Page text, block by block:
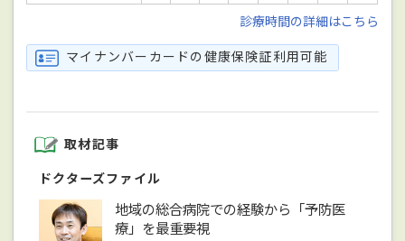
診療時間の詳細はこちら
マイナンバーカードの健康保険証利用可能
取材記事
ドクターズファイル
地域の総合病院での経験から「予防医
療」を最重要視